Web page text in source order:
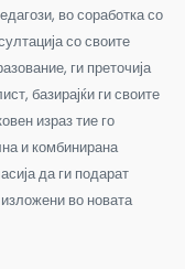
во соработка со
со своите
ги преточија
базирајќи ги своите
израз тие го
и комбинирана
да ги подарат
во новата